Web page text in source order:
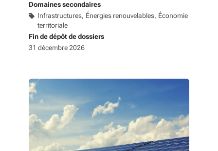
Domaines secondaires
Infrastructures Énergies renouvelables Économie
territoriale
Fin de dépôt de dossiers
31 décembre 2026